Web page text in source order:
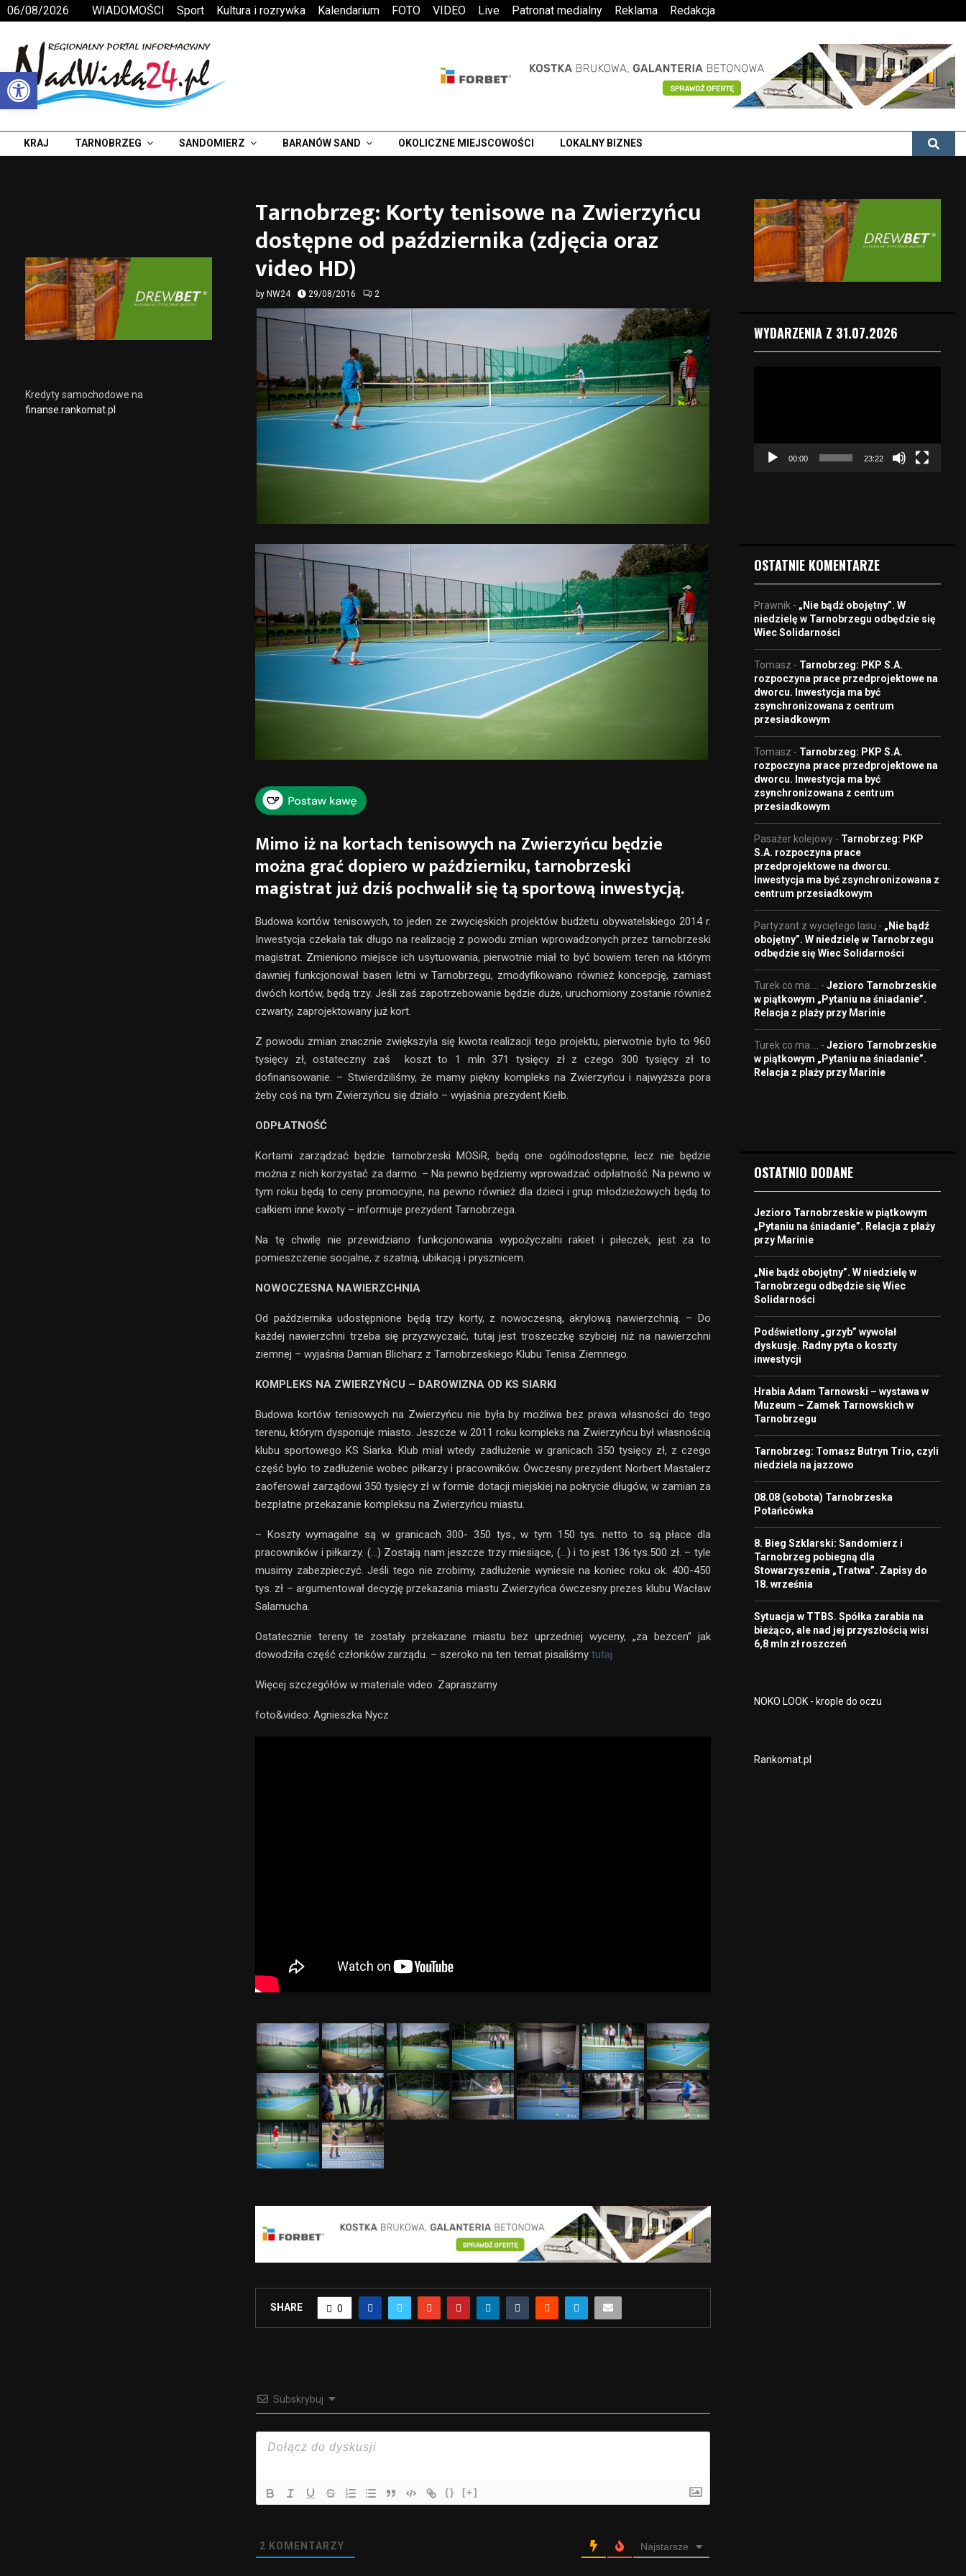
Otwórz pasek narzędzi
06/08/2026 WIADOMOŚCI Sport Kultura i rozrywka Kalendarium FOTO VIDEO Live Patronat medialny Reklama Redakcja
KRAJ TARNOBRZEG SANDOMIERZ BARANÓW SAND OKOLICZNE MIEJSCOWOŚCI LOKALNY BIZNES
Tarnobrzeg: Korty tenisowe na Zwierzyńcu
dostępne od października (zdjęcia oraz
video HD)
by NW24 29/08/2016 2
Mimo iż na kortach tenisowych na Zwierzyńcu będzie
można grać dopiero w październiku, tarnobrzeski
magistrat już dziś pochwalił się tą sportową inwestycją.
Budowa kortów tenisowych, to jeden ze zwycięskich projektów budżetu obywatelskiego 2014 r.
Inwestycja czekała tak długo na realizację z powodu zmian wprowadzonych przez tarnobrzeski
magistrat. Zmieniono miejsce ich usytuowania, pierwotnie miał to być bowiem teren na którym
dawniej funkcjonował basen letni w Tarnobrzegu, zmodyfikowano również koncepcję, zamiast
dwóch kortów, będą trzy. Jeśli zaś zapotrzebowanie będzie duże, uruchomiony zostanie również
czwarty, zaprojektowany już kort.
Z powodu zmian znacznie zwiększyła się kwota realizacji tego projektu, pierwotnie było to 960
tysięcy zł, ostateczny zaś koszt to 1 mln 371 tysięcy zł z czego 300 tysięcy zł to
dofinansowanie. – Stwierdziliśmy, że mamy piękny kompleks na Zwierzyńcu i najwyższa pora
żeby coś na tym Zwierzyńcu się działo – wyjaśnia prezydent Kiełb.
ODPŁATNOŚĆ
Kortami zarządzać będzie tarnobrzeski MOSiR, będą one ogólnodostępne, lecz nie będzie
można z nich korzystać za darmo. – Na pewno będziemy wprowadzać odpłatność. Na pewno w
tym roku będą to ceny promocyjne, na pewno również dla dzieci i grup młodzieżowych będą to
całkiem inne kwoty – informuje prezydent Tarnobrzega.
Na tę chwilę nie przewidziano funkcjonowania wypożyczalni rakiet i piłeczek, jest za to
pomieszczenie socjalne, z szatnią, ubikacją i prysznicem.
NOWOCZESNA NAWIERZCHNIA
Od października udostępnione będą trzy korty, z nowoczesną, akrylową nawierzchnią. – Do
każdej nawierzchni trzeba się przyzwyczaić, tutaj jest troszeczkę szybciej niż na nawierzchni
ziemnej – wyjaśnia Damian Blicharz z Tarnobrzeskiego Klubu Tenisa Ziemnego.
KOMPLEKS NA ZWIERZYŃCU – DAROWIZNA OD KS SIARKI
Budowa kortów tenisowych na Zwierzyńcu nie była by możliwa bez prawa własności do tego
terenu, którym dysponuje miasto. Jeszcze w 2011 roku kompleks na Zwierzyńcu był własnością
klubu sportowego KS Siarka. Klub miał wtedy zadłużenie w granicach 350 tysięcy zł, z czego
część było to zadłużenie wobec piłkarzy i pracowników. Ówczesny prezydent Norbert Mastalerz
zaoferował zarządowi 350 tysięcy zł w formie dotacji miejskiej na pokrycie długów, w zamian za
bezpłatne przekazanie kompleksu na Zwierzyńcu miastu.
– Koszty wymagalne są w granicach 300- 350 tys., w tym 150 tys. netto to są płace dla
pracowników i piłkarzy. (…) Zostają nam jeszcze trzy miesiące, (…) i to jest 136 tys.500 zł. – tyle
musimy zabezpieczyć. Jeśli tego nie zrobimy, zadłużenie wyniesie na koniec roku ok. 400-450
tys. zł – argumentował decyzję przekazania miastu Zwierzyńca ówczesny prezes klubu Wacław
Salamucha.
Ostatecznie tereny te zostały przekazane miastu bez uprzedniej wyceny, „za bezcen” jak
dowodziła część członków zarządu. – szeroko na ten temat pisaliśmy tutaj
Więcej szczegółów w materiale video. Zapraszamy
foto&video: Agnieszka Nycz
SHARE 0
Subskrybuj
{} [+]
2 KOMENTARZY Najstarsze
Kredyty samochodowe na
finanse.rankomat.pl
WYDARZENIA Z 31.07.2026
e
o
00:00 23:22
OSTATNIE KOMENTARZE
Prawnik - „Nie bądź obojętny”. W
niedzielę w Tarnobrzegu odbędzie się
Wiec Solidarności
Tomasz - Tarnobrzeg: PKP S.A.
rozpoczyna prace przedprojektowe na
dworcu. Inwestycja ma być
zsynchronizowana z centrum
przesiadkowym
Tomasz - Tarnobrzeg: PKP S.A.
rozpoczyna prace przedprojektowe na
dworcu. Inwestycja ma być
zsynchronizowana z centrum
przesiadkowym
Pasażer kolejowy - Tarnobrzeg: PKP
S.A. rozpoczyna prace
przedprojektowe na dworcu.
Inwestycja ma być zsynchronizowana z
centrum przesiadkowym
Partyzant z wyciętego lasu - „Nie bądź
obojętny”. W niedzielę w Tarnobrzegu
odbędzie się Wiec Solidarności
Turek co ma.... - Jezioro Tarnobrzeskie
w piątkowym „Pytaniu na śniadanie”.
Relacja z plaży przy Marinie
Turek co ma.... - Jezioro Tarnobrzeskie
w piątkowym „Pytaniu na śniadanie”.
Relacja z plaży przy Marinie
OSTATNIO DODANE
Jezioro Tarnobrzeskie w piątkowym
„Pytaniu na śniadanie”. Relacja z plaży
przy Marinie
„Nie bądź obojętny”. W niedzielę w
Tarnobrzegu odbędzie się Wiec
Solidarności
Podświetlony „grzyb” wywołał
dyskusję. Radny pyta o koszty
inwestycji
Hrabia Adam Tarnowski – wystawa w
Muzeum – Zamek Tarnowskich w
Tarnobrzegu
Tarnobrzeg: Tomasz Butryn Trio, czyli
niedziela na jazzowo
08.08 (sobota) Tarnobrzeska
Potańcówka
8. Bieg Szklarski: Sandomierz i
Tarnobrzeg pobiegną dla
Stowarzyszenia „Tratwa”. Zapisy do
18. września
Sytuacja w TTBS. Spółka zarabia na
bieżąco, ale nad jej przyszłością wisi
6,8 mln zł roszczeń
NOKO LOOK - krople do oczu
Rankomat.pl